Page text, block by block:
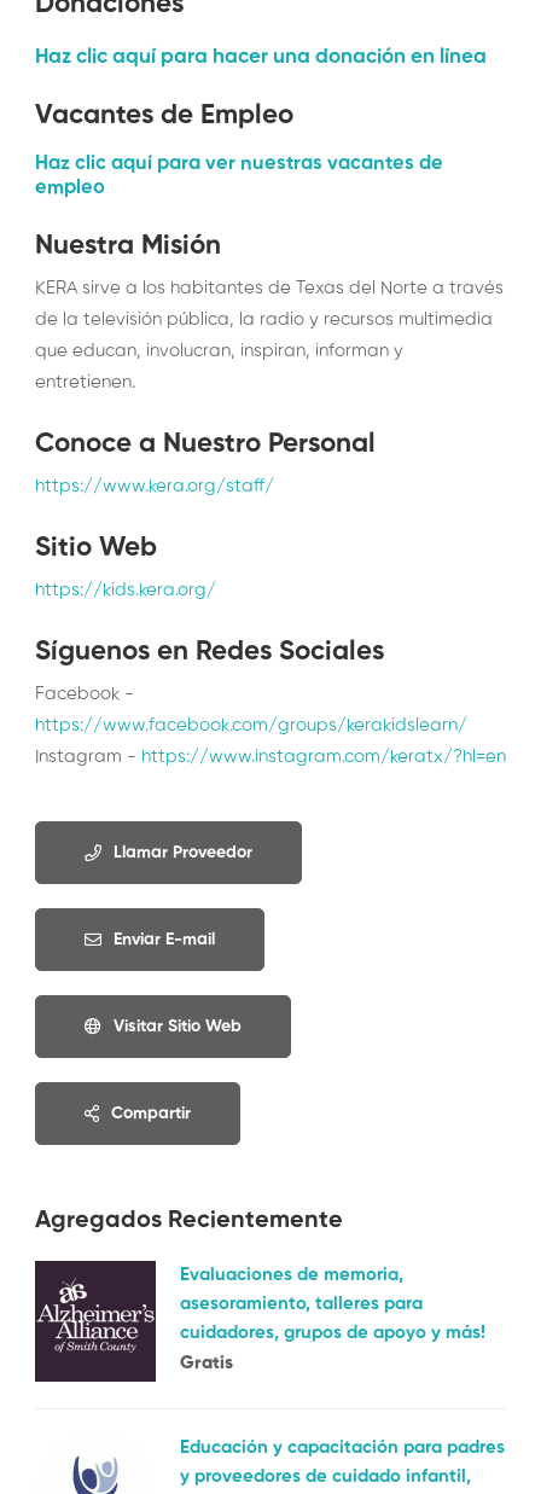
Donaciones
Haz clic aquí para hacer una donación en línea
Vacantes de Empleo
Haz clic aquí para ver nuestras vacantes de
empleo
Nuestra Misión
KERA sirve a los habitantes de Texas del Norte a través
de la televisión pública, la radio y recursos multimedia
que educan, involucran, inspiran, informan y
entretienen.
Conoce a Nuestro Personal
https://www.kera.org/staff/
Sitio Web
https://kids.kera.org/
Síguenos en Redes Sociales
Facebook -
https://www.facebook.com/groups/kerakidslearn/
Instagram - https://www.instagram.com/keratx/?hl=en
Llamar Proveedor
Enviar E-mail
Visitar Sitio Web
Compartir
Agregados Recientemente
Evaluaciones de memoria,
asesoramiento, talleres para
cuidadores, grupos de apoyo y más!
Gratis
Educación y capacitación para padres
y proveedores de cuidado infantil,